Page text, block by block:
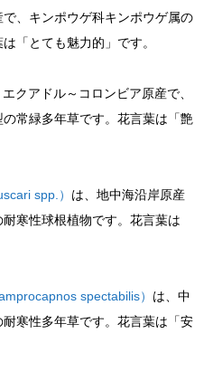
、キンポウゲ科キンポウゲ属の
「とても魅力的」です。
エクアドル～コロンビア原産で、
常緑多年草です。花言葉は「艶
spp.） は、地中海沿岸原産
寒性球根植物です。花言葉は
spectabilis） は、中
寒性多年草です。花言葉は「安